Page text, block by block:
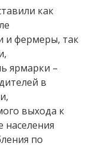
как
и фермеры, так
ярмарки –
в
выхода к
населения
по